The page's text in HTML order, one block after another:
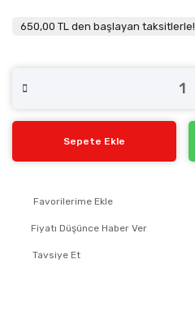
650,00 TL den başlayan taksitlerle!
Sepete Ekle
Fiyatı Düşünce Haber Ver
Tavsiye Et